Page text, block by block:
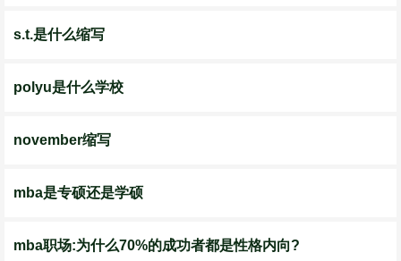
s.t.是什么缩写
polyu是什么学校
november缩写
mba是专硕还是学硕
mba职场:为什么70%的成功者都是性格内向?